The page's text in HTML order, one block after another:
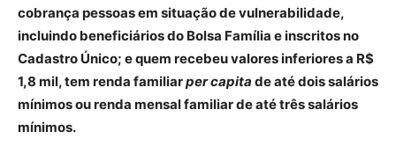
cobrança pessoas em situação de vulnerabilidade,
incluindo beneficiários do Bolsa Família e inscritos no
Cadastro Único; e quem recebeu valores inferiores a R$
1,8 mil, tem renda familiarper capita de até dois salários
mínimos ou renda mensal familiar de até três salários
mínimos.